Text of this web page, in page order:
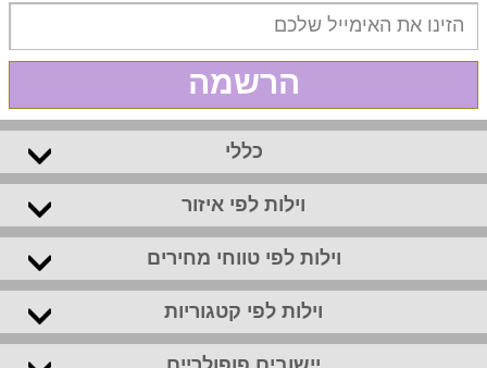
הרשמה
כללי
וילות לפי איזור
וילות לפי טווחי מחירים
וילות לפי קטגוריות